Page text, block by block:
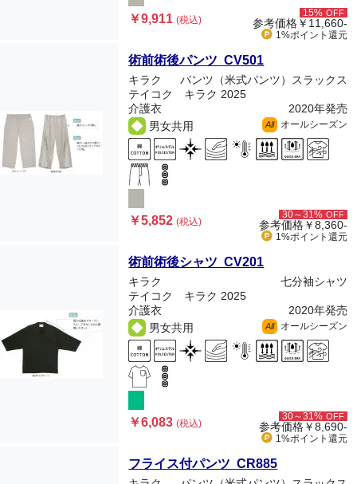
￥9,911(税込)
15% OFF
参考価格￥11,660-
1%ポイント 還元
術前術後パンツ CV501
キラク
パンツ（米式パンツ）スラックス
テイコク キラク 2025
介護衣
2020年発売
男女共用
All オールシーズン
￥5,852(税込)
30～31% OFF
参考価格￥8,360-
1%ポイント 還元
術前術後シャツ CV201
キラク
七分袖シャツ
テイコク キラク 2025
介護衣
2020年発売
男女共用
All オールシーズン
￥6,083(税込)
30～31% OFF
参考価格￥8,690-
1%ポイント 還元
フライス付パンツ CR885